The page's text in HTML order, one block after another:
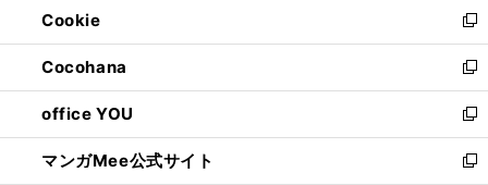
く
で
開
く
ド
ウ
で
開
く
ィ
ン
ド
ウ
で
開
く
Cookie
新
し
い
ウ
ィ
ン
ド
Cocohana
新
し
い
ウ
ィ
office YOU
新
し
い
マンガMee公式サイト
新